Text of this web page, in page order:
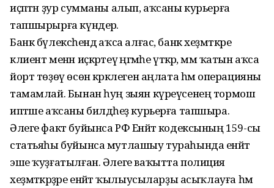
иҫәптән ҙур сумманы алып, аҡсаны курьерға
тапшырырға күндерә.
Банк бүлексәһендә аҡса алғас, банк хеҙмәткәре
клиент менән иҫкәртеү әңгәмәһе үткәрә, әммә ҡатын аҡса
йорт төҙөү өсөн кәрәклеген аңлата һәм операцияны
тамамлай. Бынан һуң зыян күреүсенең тормош
иптәше аҡсаны билдәһеҙ курьерға тапшыра.
Әлеге факт буйынса РФ Енәйәт кодексының 159-сы
статьяһы буйынса мутлашыу тураһында енәйәт
эше ҡуҙғатылған. Әлеге ваҡытта полиция
хеҙмәткәрҙәре енәйәт ҡылыусыларҙы асыҡлауға һәм